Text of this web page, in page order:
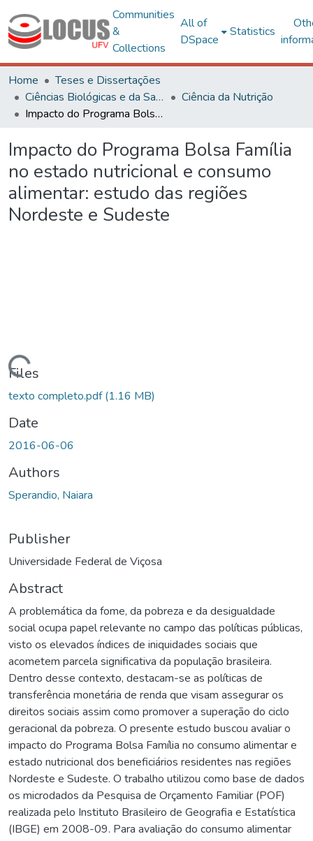
Communities
&
Collections
All of
DSpace
Statistics
Home
Teses e Dissertações
Ciências Biológicas e da Saúde
Ciência da Nutrição
Impacto do Programa Bolsa Família no estado nutricional e consumo alimentar: estudo das regiões Nordeste e Sudeste
Impacto do Programa Bolsa Família
no estado nutricional e consumo
alimentar: estudo das regiões
Nordeste e Sudeste
Files
texto completo.pdf(1.16 MB)
Date
2016-06-06
Authors
Sperandio, Naiara
Publisher
Universidade Federal de Viçosa
Abstract
A problemática da fome, da pobreza e da desigualdade
social ocupa papel relevante no campo das políticas públicas,
visto os elevados índices de iniquidades sociais que
acometem parcela significativa da população brasileira.
Dentro desse contexto, destacam-se as políticas de
transferência monetária de renda que visam assegurar os
direitos sociais assim como promover a superação do ciclo
geracional da pobreza. O presente estudo buscou avaliar o
impacto do Programa Bolsa Família no consumo alimentar e
estado nutricional dos beneficiários residentes nas regiões
Nordeste e Sudeste. O trabalho utilizou como base de dados
os microdados da Pesquisa de Orçamento Familiar (POF)
realizada pelo Instituto Brasileiro de Geografia e Estatística
(IBGE) em 2008-09. Para avaliação do consumo alimentar